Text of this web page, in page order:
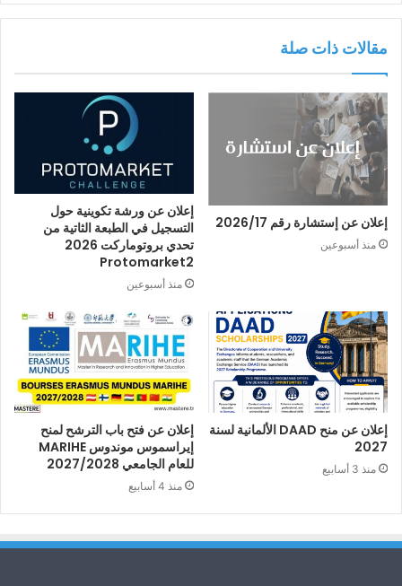
مقالات ذات صلة
إعلان عن إستشارة رقم 2026/17
منذ أسبوعين
إعلان عن ورشة تكوينية حول
التسجيل في الطبعة الثاتية من
تحدي بروتوماركت 2026
Protomarket2
منذ أسبوعين
إعلان عن منح DAAD الألمانية لسنة
2027
منذ 3 أسابيع
إعلان عن فتح باب الترشح لمنح
إيراسموس موندوس MARIHE
للعام الجامعي 2027/2028
منذ 4 أسابيع